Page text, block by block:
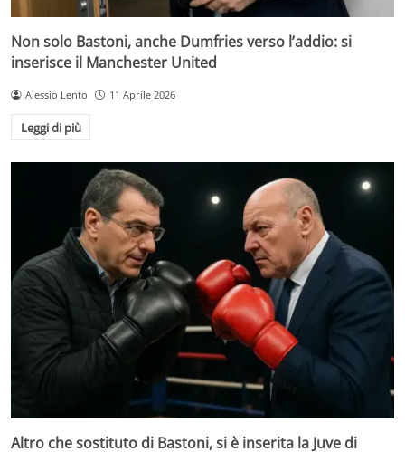
Non solo Bastoni, anche Dumfries verso l’addio: si
inserisce il Manchester United
Alessio Lento 11 Aprile 2026
Leggi di più
Altro che sostituto di Bastoni, si è inserita la Juve di